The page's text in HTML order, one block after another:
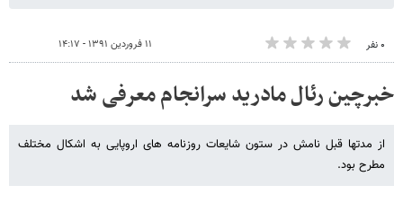
۰ نفر ۱۱ فروردین ۱۳۹۱ - ۱۴:۱۷
خبرچین رئال مادرید سرانجام معرفی شد
از مدتها قبل نامش در ستون شایعات روزنامه های اروپایی به اشکال مختلف
مطرح بود.